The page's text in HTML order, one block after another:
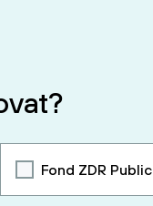
Fond ZDR Public